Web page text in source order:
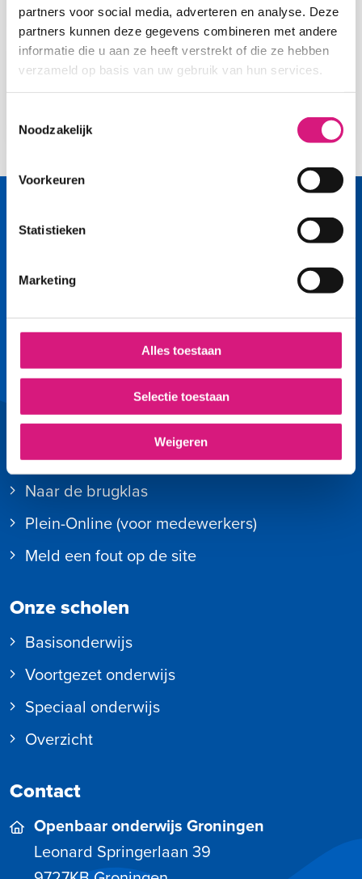
partners voor social media, adverteren en analyse. Deze
partners kunnen deze gegevens combineren met andere
informatie die u aan ze heeft verstrekt of die ze hebben
verzameld op basis van uw gebruik van hun services.
Noodzakelijk
Voorkeuren
Statistieken
Marketing
Alles toestaan
Selectie toestaan
Weigeren
Volg ons op
FacebookLinkedInYouTubeInstagram
Snel naar
Kies een basisschool
Naar de brugklas
Plein-Online (voor medewerkers)
Meld een fout op de site
Onze scholen
Basisonderwijs
Voortgezet onderwijs
Speciaal onderwijs
Overzicht
Contact
Openbaar onderwijs Groningen
Leonard Springerlaan 39